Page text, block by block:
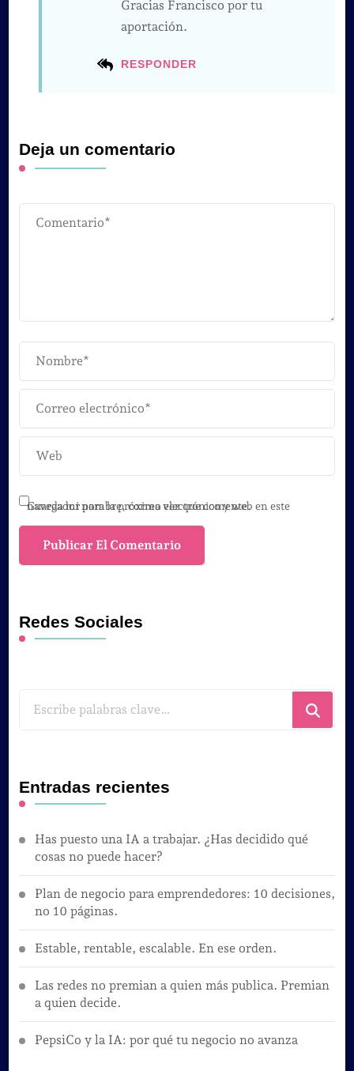
RESPONDER
Gracias Francisco por tu
aportación.
Deja un comentario
Guarda mi nombre, correo electrónico y web en este navegador para la próxima vez que comente.
Redes Sociales
Entradas recientes
Has puesto una IA a trabajar. ¿Has decidido qué
cosas no puede hacer?
Plan de negocio para emprendedores: 10 decisiones,
no 10 páginas.
Estable, rentable, escalable. En ese orden.
Las redes no premian a quien más publica. Premian
a quien decide.
PepsiCo y la IA: por qué tu negocio no avanza